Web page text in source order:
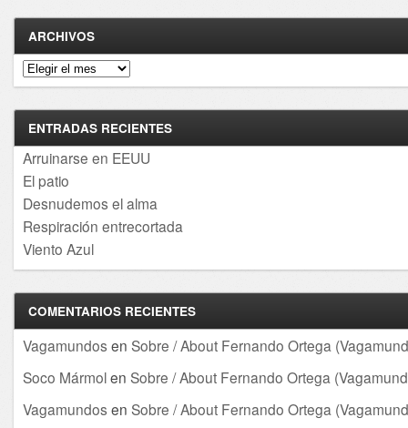
ARCHIVOS
Archivos
ENTRADAS RECIENTES
Arruinarse en EEUU
El patio
Desnudemos el alma
Respiración entrecortada
Viento Azul
COMENTARIOS RECIENTES
Vagamundos en Sobre / About Fernando Ortega
Soco Mármolen Sobre / About Fernando Ortega
Vagamundos en Sobre / About Fernando Ortega